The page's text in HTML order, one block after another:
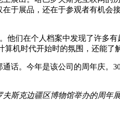
于展品，还在于参观者有机会
们在个人档案中发现了许多有
机时代开始时的氛围，还能了解
话。今年是该公司的周年庆。
斯克边疆区博物馆举办的周年展